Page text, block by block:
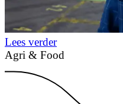
Lees verder
Agri & Food